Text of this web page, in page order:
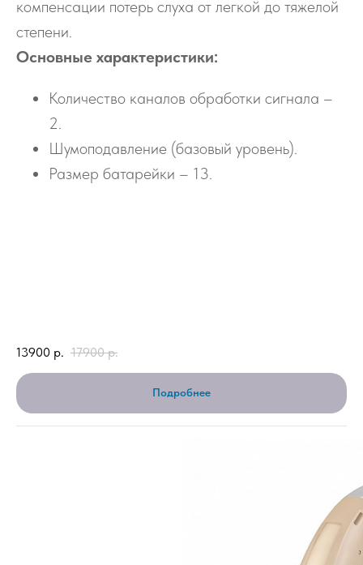
компенсации потерь слуха от легкой до тяжелой
степени.
Основные характеристики:
Количество каналов обработки сигнала –
2.
Шумоподавление (базовый уровень).
Размер батарейки – 13.
13900 р. 17900 р.
Подробнее